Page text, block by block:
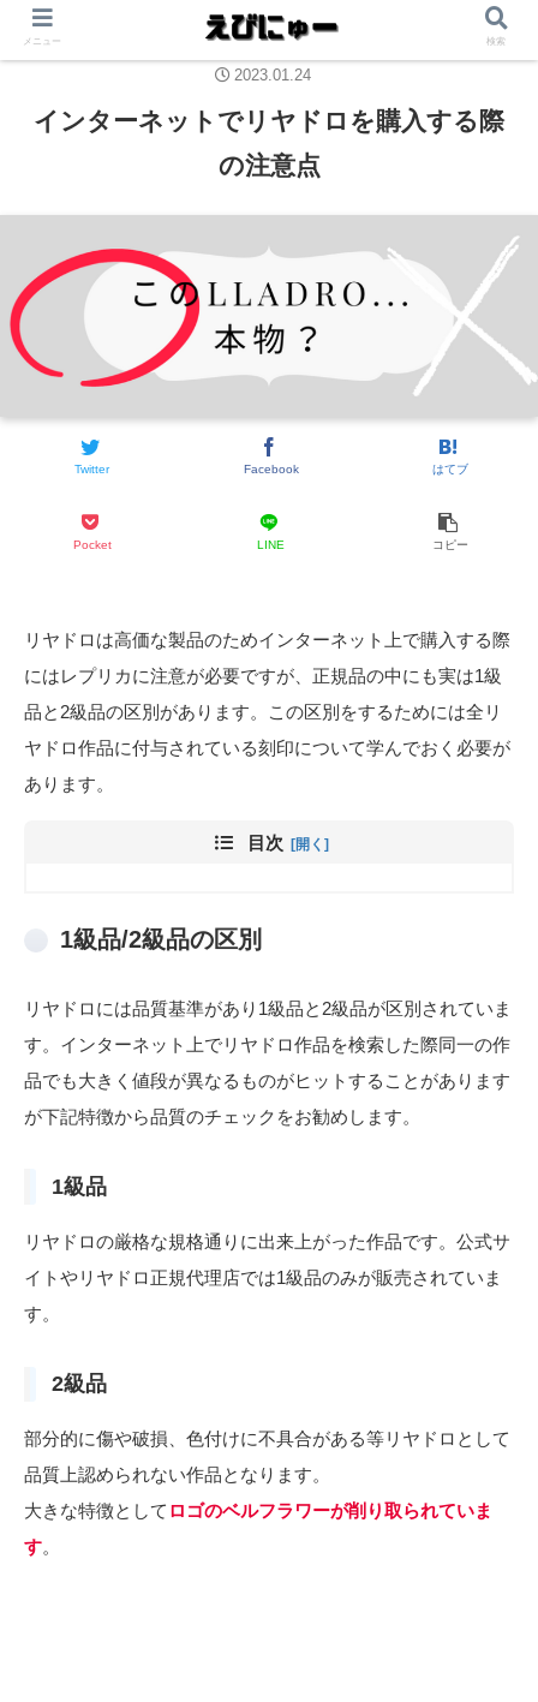
インターネットでリヤドロを購入する際
の注意点
Twitter Facebook はてブ
Pocket LINE コピー
2023.01.24
リヤドロは高価な製品のためインターネット上で購入する際
にはレプリカに注意が必要ですが、正規品の中にも実は1級
品と2級品の区別があります。この区別をするためには全リ
ヤドロ作品に付与されている刻印について学んでおく必要が
あります。
目次
1級品/2級品の区別
リヤドロには品質基準があり1級品と2級品が区別されていま
す。インターネット上でリヤドロ作品を検索した際同一の作
品でも大きく値段が異なるものがヒットすることがあります
が下記特徴から品質のチェックをお勧めします。
1級品
リヤドロの厳格な規格通りに出来上がった作品です。公式サ
イトやリヤドロ正規代理店では1級品のみが販売されていま
す。
2級品
部分的に傷や破損、色付けに不具合がある等リヤドロとして
品質上認められない作品となります。
大きな特徴として ロゴのベルフラワーが削り取られていま
す。
メニュー 検索